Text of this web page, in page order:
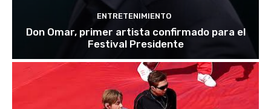
ENTRETENIMIENTO
Don Omar, primer artista confirmado para el
Festival Presidente